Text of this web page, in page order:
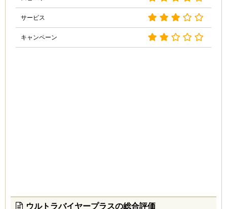
した！買取の値段はとてもよく満足ですが、店員の対応
私は郊外に住んでいるので電車を利用して店舗まで行っ
細々とジュエリーショップを営んでいましたが店を畳む
サービス
キャンペーン
ウルトラバイヤープラスの総合評価